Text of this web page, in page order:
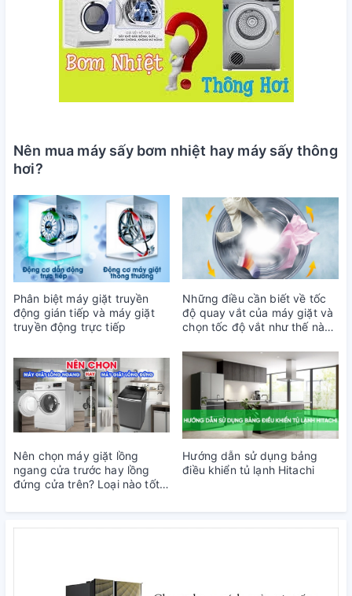
Nên mua máy sấy bơm nhiệt hay máy sấy thông
hơi?
Phân biệt máy giặt truyền
động gián tiếp và máy giặt
truyền động trực tiếp
Những điều cần biết về tốc
độ quay vắt của máy giặt và
chọn tốc độ vắt như thế nào
Nên chọn máy giặt lồng
ngang cửa trước hay lồng
đứng cửa trên? Loại nào tốt
Hướng dẫn sử dụng bảng
điều khiển tủ lạnh Hitachi